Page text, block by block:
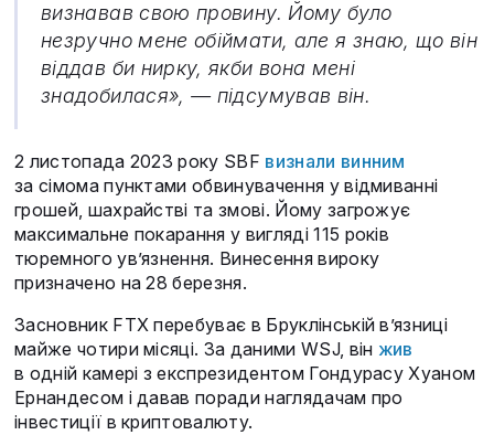
визнавав свою провину. Йому було
незручно мене обіймати, але я знаю, що він
віддав би нирку, якби вона мені
знадобилася», — підсумував він.
2 листопада 2023 року SBF визнали винним
за сімома пунктами обвинувачення у відмиванні
грошей, шахрайстві та змові. Йому загрожує
максимальне покарання у вигляді 115 років
тюремного ув’язнення. Винесення вироку
призначено на 28 березня.
Засновник FTX перебуває в Бруклінській в’язниці
майже чотири місяці. За даними WSJ, він жив
в одній камері з експрезидентом Гондурасу Хуаном
Ернандесом і давав поради наглядачам про
інвестиції в криптовалюту.